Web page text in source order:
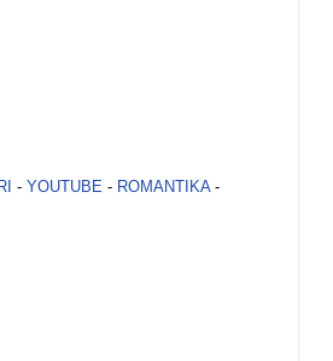
- YOUTUBE - ROMANTIKA-